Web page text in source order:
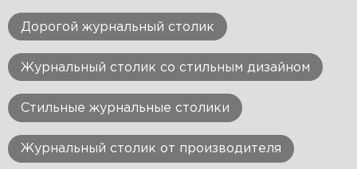
Дорогой журнальный столик
Журнальный столик со стильным дизайном
Стильные журнальные столики
Журнальный столик от производителя